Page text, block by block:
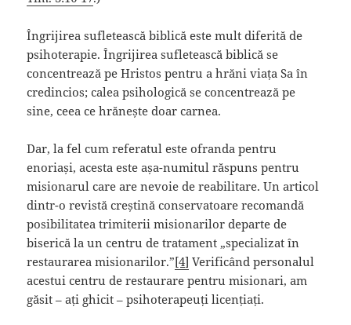
Îngrijirea sufletească biblică este mult diferită de
psihoterapie. Îngrijirea sufletească biblică se
concentrează pe Hristos pentru a hrăni viața Sa în
credincios; calea psihologică se concentrează pe
sine, ceea ce hrănește doar carnea.
Dar, la fel cum referatul este ofranda pentru
enoriași, acesta este așa-numitul răspuns pentru
misionarul care are nevoie de reabilitare. Un articol
dintr-o revistă creștină conservatoare recomandă
posibilitatea trimiterii misionarilor departe de
biserică la un centru de tratament „specializat în
restaurarea misionarilor.”[4] Verificând personalul
acestui centru de restaurare pentru misionari, am
găsit – ați ghicit – psihoterapeuți licențiați.